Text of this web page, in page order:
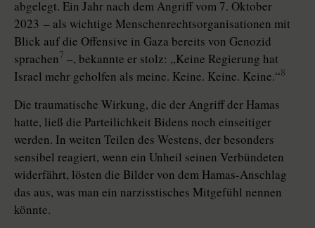
abgelegt. Ein Jahr nach dem Angriff vom 7. Oktober
2023 – als wichtige Menschenrechtsorganisationen mit
Blick auf die Offensive in Gaza bereits von Genozid
sprachen7 –, bekannte er stolz: „Keine Regierung hat
Israel mehr geholfen als meine. Keine. Keine. Keine.“8
Die traumatische Wirkung, die der Angriff der Hamas
hatte, ließ die Parteilichkeit Bidens noch einseitiger
werden. In weiten Teilen des Westens, der besonders
sensibel reagiert, wenn ein Unheil seinen Verbündeten
widerfährt, lösten die Bilder von dem Hamas-Anschlag
das aus, was man ein narzisstisches Mitgefühl nennen
könnte.